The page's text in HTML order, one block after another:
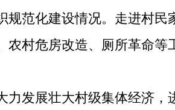
规范化建设情况。走进村
农村危房改造、厕所革命等
发展壮大村级集体经济，